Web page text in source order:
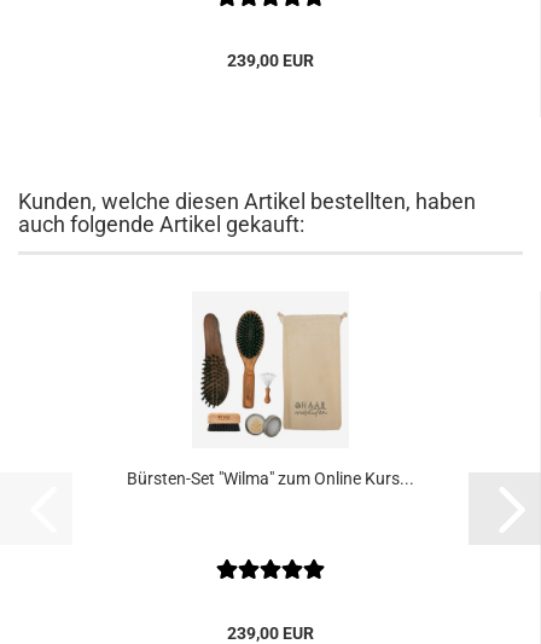
239,00 EUR
Kunden, welche diesen Artikel bestellten, haben
auch folgende Artikel gekauft:
Bürsten-Set "Wilma" zum Online Kurs...
239,00 EUR